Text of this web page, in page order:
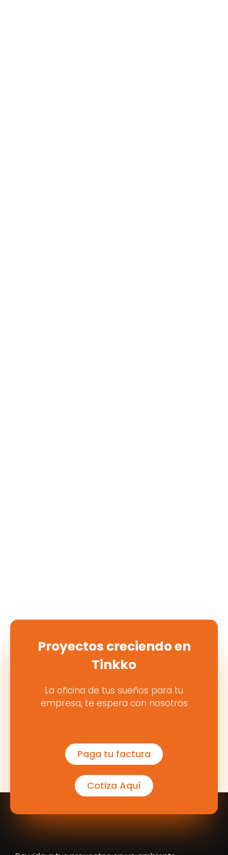
Proyectos creciendo en
Tinkko
La oficina de tus sueños para tu
empresa, te espera con nosotros
Paga tu factura
Cotiza Aquí